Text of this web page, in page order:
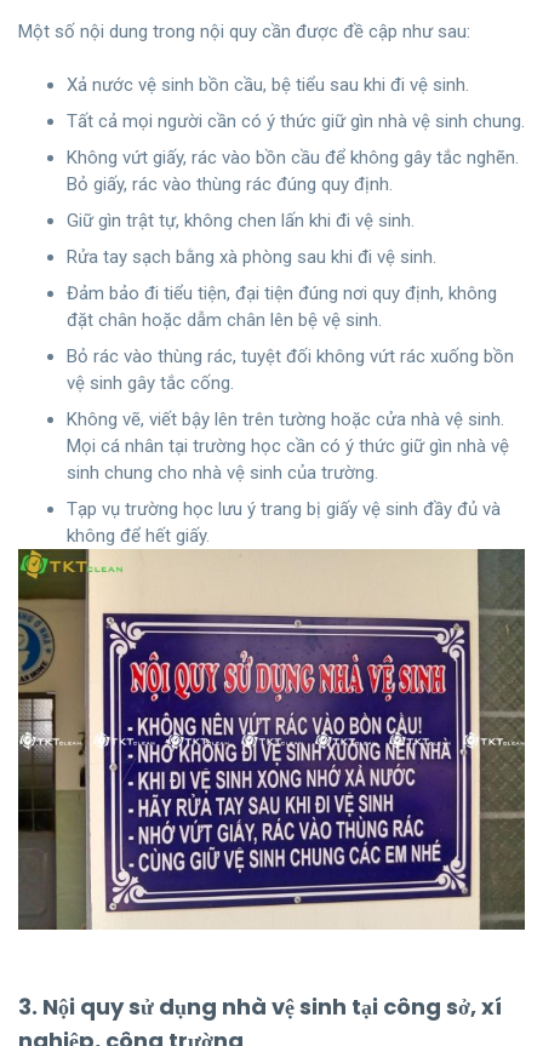
Một số nội dung trong nội quy cần được đề cập như sau:
Xả nước vệ sinh bồn cầu, bệ tiểu sau khi đi vệ sinh.
Tất cả mọi người cần có ý thức giữ gìn nhà vệ sinh chung.
Không vứt giấy, rác vào bồn cầu để không gây tắc nghẽn.
Bỏ giấy, rác vào thùng rác đúng quy định.
Giữ gìn trật tự, không chen lấn khi đi vệ sinh.
Rửa tay sạch bằng xà phòng sau khi đi vệ sinh.
Đảm bảo đi tiểu tiện, đại tiện đúng nơi quy định, không
đặt chân hoặc dẫm chân lên bệ vệ sinh.
Bỏ rác vào thùng rác, tuyệt đối không vứt rác xuống bồn
vệ sinh gây tắc cống.
Không vẽ, viết bậy lên trên tường hoặc cửa nhà vệ sinh.
Mọi cá nhân tại trường học cần có ý thức giữ gìn nhà vệ
sinh chung cho nhà vệ sinh của trường.
Tạp vụ trường học lưu ý trang bị giấy vệ sinh đầy đủ và
không để hết giấy.
3. Nội quy sử dụng nhà vệ sinh tại công sở, xí